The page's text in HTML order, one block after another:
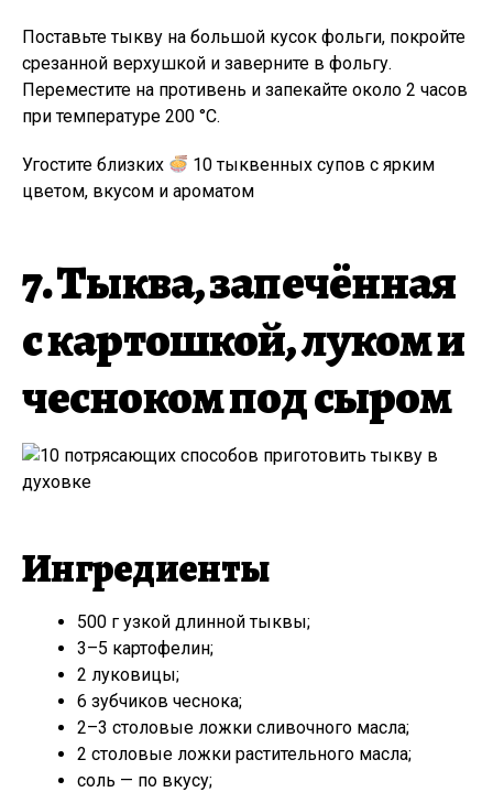
Поставьте тыкву на большой кусок фольги, покройте
срезанной верхушкой и заверните в фольгу.
Переместите на противень и запекайте около 2 часов
при температуре 200 °C.
Угостите близких
10 тыквенных супов с ярким
цветом, вкусом и ароматом
7. Тыква, запечённая
с картошкой, луком и
чесноком под сыром
Ингредиенты
500 г узкой длинной тыквы;
3–5 картофелин;
2 луковицы;
6 зубчиков чеснока;
2–3 столовые ложки сливочного масла;
2 столовые ложки растительного масла;
соль — по вкусу;